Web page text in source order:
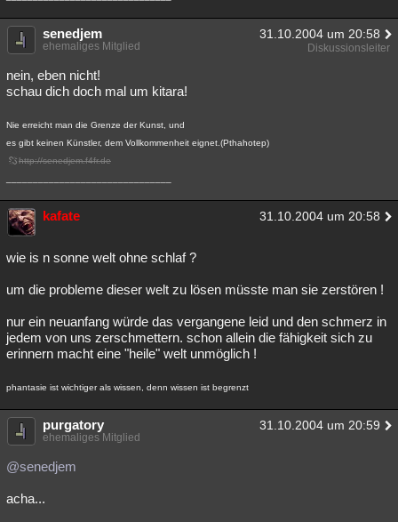
senedjem 31.10.2004 um 20:58
ehemaliges Mitglied Diskussionsleiter
nein, eben nicht!
schau dich doch mal um kitara!
Nie erreicht man die Grenze der Kunst, und
es gibt keinen Künstler, dem Vollkommenheit eignet.(Pthahotep)
http://senedjem.f4fr.de
kafate 31.10.2004 um 20:58
wie is n sonne welt ohne schlaf ?
um die probleme dieser welt zu lösen müsste man sie zerstören !
nur ein neuanfang würde das vergangene leid und den schmerz in
jedem von uns zerschmettern. schon allein die fähigkeit sich zu
erinnern macht eine "heile" welt unmöglich !
phantasie ist wichtiger als wissen, denn wissen ist begrenzt
purgatory 31.10.2004 um 20:59
ehemaliges Mitglied
@senedjem
acha...